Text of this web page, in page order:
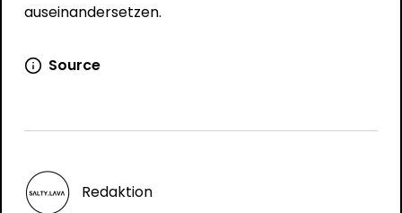
auseinandersetzen.
Source
Redaktion